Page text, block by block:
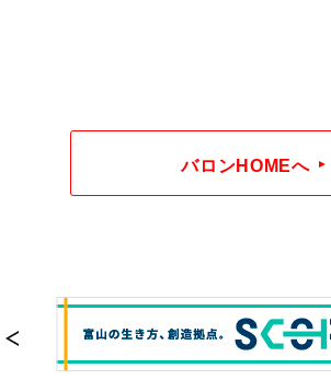
バロンHOMEへ